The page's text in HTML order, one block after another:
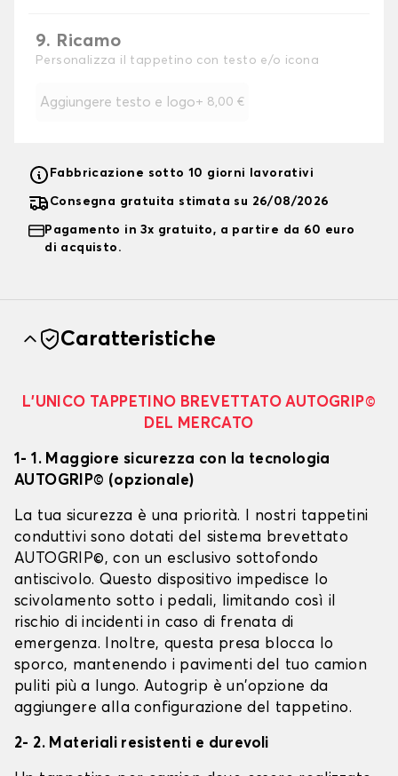
9. Ricamo
Personalizza il tappetino con testo e/o icona
Aggiungere testo e logo+ 8,00 €
Fabbricazione sotto 10 giorni lavorativi
Consegna gratuita stimata su 26/08/2026
Pagamento in 3x gratuito, a partire da 60 euro
di acquisto.
Caratteristiche
L’UNICO TAPPETINO BREVETTATO AUTOGRIP©
DEL MERCATO
1- 1. Maggiore sicurezza con la tecnologia
AUTOGRIP© (opzionale)
La tua sicurezza è una priorità. I nostri tappetini
conduttivi sono dotati del sistema brevettato
AUTOGRIP©, con un esclusivo sottofondo
antiscivolo. Questo dispositivo impedisce lo
scivolamento sotto i pedali, limitando così il
rischio di incidenti in caso di frenata di
emergenza. Inoltre, questa presa blocca lo
sporco, mantenendo i pavimenti del tuo camion
puliti più a lungo. Autogrip è un'opzione da
aggiungere alla configurazione del tappetino.
2- 2. Materiali resistenti e durevoli